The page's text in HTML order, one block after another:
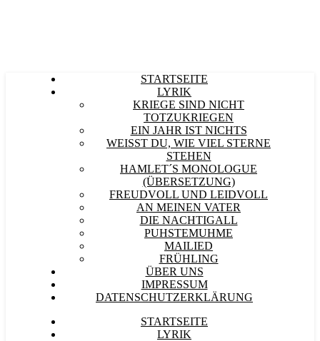
STARTSEITE
LYRIK
KRIEGE SIND NICHT
TOTZUKRIEGEN
EIN JAHR IST NICHTS
WEISST DU, WIE VIEL STERNE S
TEHEN
HAMLET´S MONOLOGUE
(ÜBERSETZUNG)
FREUDVOLL UND LEIDVOLL
AN MEINEN VATER
DIE NACHTIGALL
PUHSTEMUHME
MAILIED
FRÜHLING
ÜBER UNS
IMPRESSUM
DATENSCHUTZERKLÄRUNG
STARTSEITE
LYRIK